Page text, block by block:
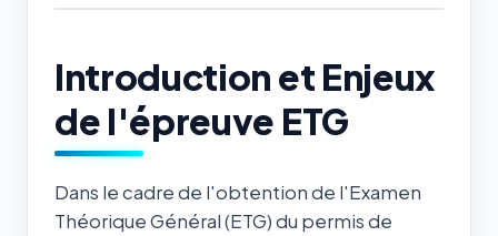
Introduction et Enjeux
de l'épreuve ETG
Dans le cadre de l'obtention de l'Examen
Théorique Général (ETG) du permis de